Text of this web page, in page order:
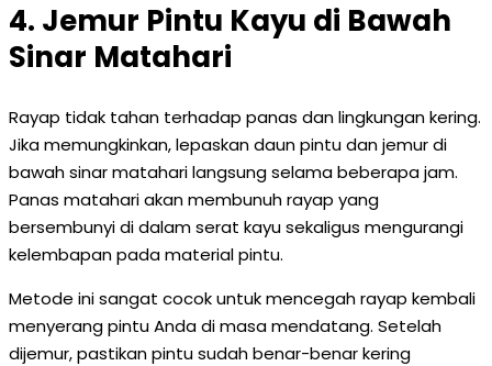
4. Jemur Pintu Kayu di Bawah
Sinar Matahari
Rayap tidak tahan terhadap panas dan lingkungan kering.
Jika memungkinkan, lepaskan daun pintu dan jemur di
bawah sinar matahari langsung selama beberapa jam.
Panas matahari akan membunuh rayap yang
bersembunyi di dalam serat kayu sekaligus mengurangi
kelembapan pada material pintu.
Metode ini sangat cocok untuk mencegah rayap kembali
menyerang pintu Anda di masa mendatang. Setelah
dijemur, pastikan pintu sudah benar-benar kering